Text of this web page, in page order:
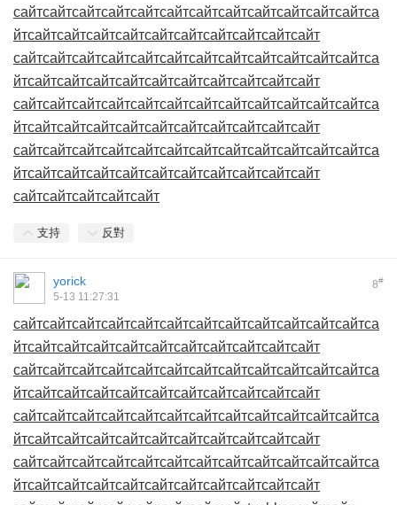
сайтсайтсайтсайтсайтсайтсайтсайтсайтсайтсайтсайтса
йтсайтсайтсайтсайтсайтсайтсайтсайтсайтсайт
сайтсайтсайтсайтсайтсайтсайтсайтсайтсайтсайтсайтса
йтсайтсайтсайтсайтсайтсайтсайтсайтсайтсайт
сайтсайтсайтсайтсайтсайтсайтсайтсайтсайтсайтсайтса
йтсайтсайтсайтсайтсайтсайтсайтсайтсайтсайт
сайтсайтсайтсайтсайтсайтсайтсайтсайтсайтсайтсайтса
йтсайтсайтсайтсайтсайтсайтсайтсайтсайтсайт
сайтсайтсайтсайтсайт
支持 反對
8#
yorick
5-13 11:27:31
сайтсайтсайтсайтсайтсайтсайтсайтсайтсайтсайтсайтса
йтсайтсайтсайтсайтсайтсайтсайтсайтсайтсайт
сайтсайтсайтсайтсайтсайтсайтсайтсайтсайтсайтсайтса
йтсайтсайтсайтсайтсайтсайтсайтсайтсайтсайт
сайтсайтсайтсайтсайтсайтсайтсайтсайтсайтсайтсайтса
йтсайтсайтсайтсайтсайтсайтсайтсайтсайтсайт
сайтсайтсайтсайтсайтсайтсайтсайтсайтсайтсайтсайтса
йтсайтсайтсайтсайтсайтсайтсайтсайтсайтсайт